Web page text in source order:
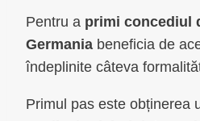
Pentru a primi concediul
Germania beneficia de
îndeplinite câteva
Primul pas este obținerea